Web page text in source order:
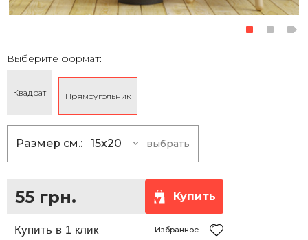
Выберите формат:
Квадрат Прямоугольник
Размер см.: 15x20 выбрать
15x20 55 грн.
110 грн.
215 грн.
285 грн.
55 грн. Купить
Избранное